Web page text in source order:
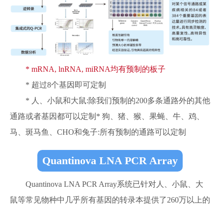
* mRNA, lnRNA, miRNA均有预制的板子
* 超过8个基因即可定制
* 人、小鼠和大鼠:除我们预制的200多条通路外的其他
通路或者基因都可以定制* 狗、猪、猴、果蝇、牛、鸡、
马、斑马鱼、CHO和兔子:所有预制的通路可以定制
Quantinova LNA PCR Array
Quantinova LNA PCR Array系统已针对人、小鼠、大
鼠等常见物种中几乎所有基因的转录本提供了260万以上的